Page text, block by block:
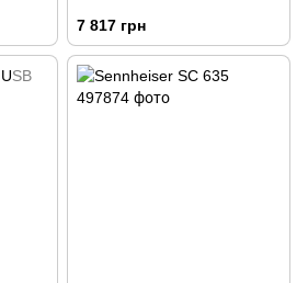
7 817 грн